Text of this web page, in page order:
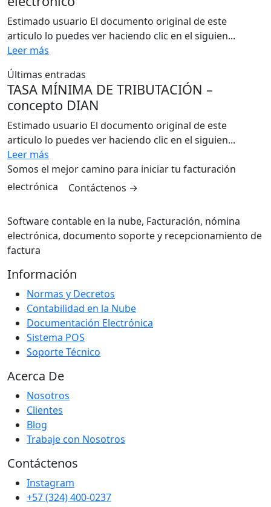
Estimado usuario El documento original de este
articulo lo puedes ver haciendo clic en el siguien...
Leer más
Últimas entradas
TASA MÍNIMA DE TRIBUTACIÓN –
concepto DIAN
Estimado usuario El documento original de este
articulo lo puedes ver haciendo clic en el siguien...
Leer más
Somos el mejor camino para iniciar tu facturación
electrónica
Contáctenos →
Software contable en la nube, Facturación, nómina
electrónica, documento soporte y recepcionamiento de
factura
Información
Normas y Decretos
Contabilidad en la Nube
Documentación Electrónica
Sistema POS
Soporte Técnico
Acerca De
Nosotros
Clientes
Blog
Trabaje con Nosotros
Contáctenos
Instagram
+57 (324) 400-0237